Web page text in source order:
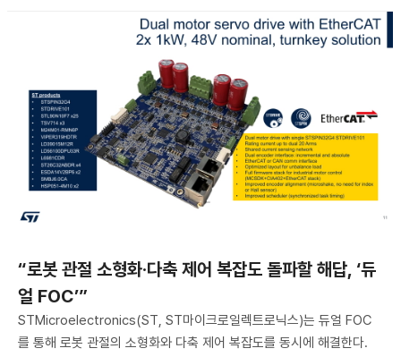
“로봇 관절 소형화·다축 제어 복잡도 돌파할 해답, ‘듀
얼 FOC’”
STMicroelectronics(ST, ST마이크로일렉트로닉스)는 듀얼 FOC
를 통해 로봇 관절의 소형화와 다축 제어 복잡도를 동시에 해결한다.